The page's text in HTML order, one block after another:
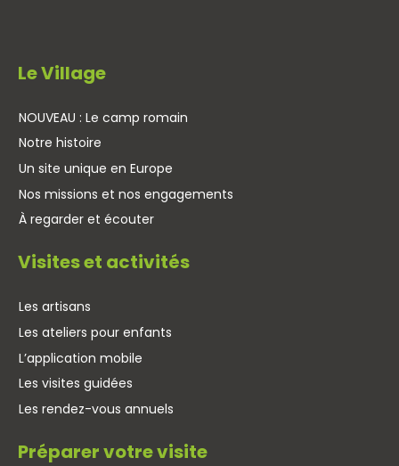
Le Village
NOUVEAU : Le camp romain
Notre histoire
Un site unique en Europe
Nos missions et nos engagements
À regarder et écouter
Visites et activités
Les artisans
Les ateliers pour enfants
L’application mobile
Les visites guidées
Les rendez-vous annuels
Préparer votre visite